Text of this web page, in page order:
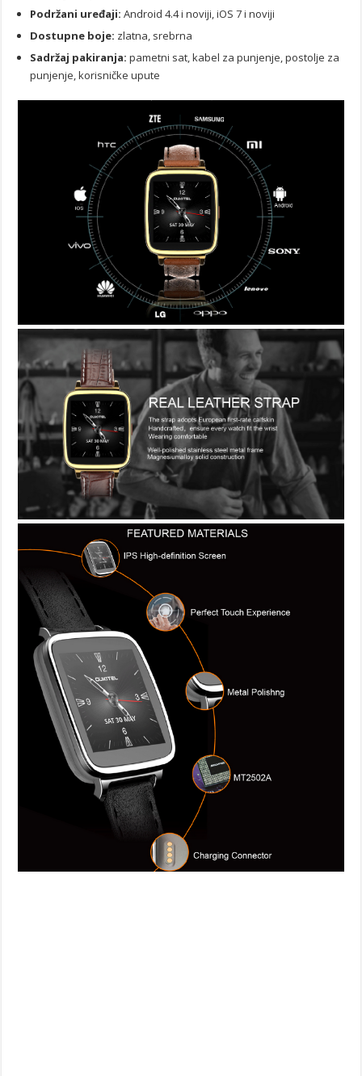
Podržani uređaji: Android 4.4 i noviji, iOS 7 i noviji
Dostupne boje: zlatna, srebrna
Sadržaj pakiranja: pametni sat, kabel za punjenje, postolje za
punjenje, korisničke upute